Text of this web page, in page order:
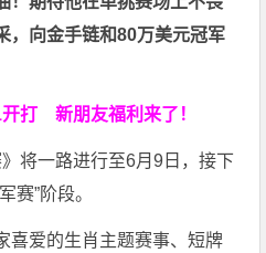
，向金手链和80万美元冠军
开打新朋友福利来了！
将一路进行至6月9日，接下
赛”阶段。
喜爱的生肖主题赛事、短牌